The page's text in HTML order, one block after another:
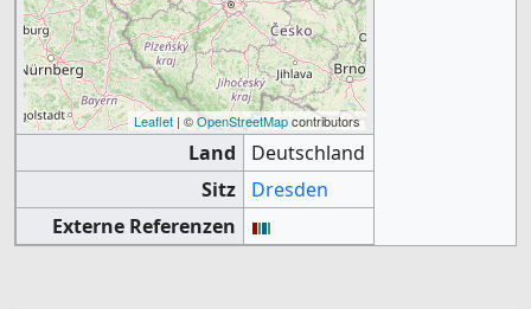
Leaflet| ©OpenStreetMapcontributors
Land
Deutschland
Sitz
Dresden
Externe Referenzen